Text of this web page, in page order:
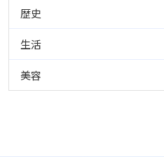
歴史
生活
美容